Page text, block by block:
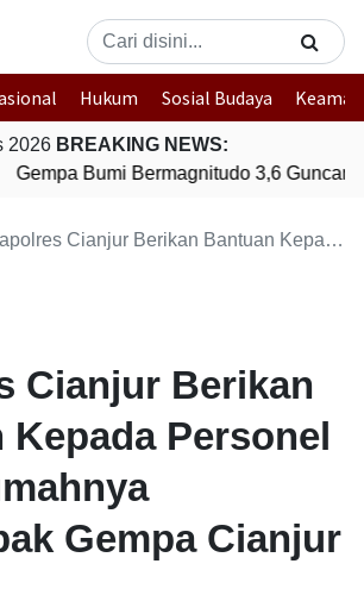
Hukum Sosial Budaya
2026 BREAKING NEWS:
Gempa Bumi Bermagnitudo 3,6
Cianjur Berikan Bantuan Kepada Personel yang Rumahnya Terdampak Gempa Cianjur
Cianjur Berikan
Kepada Personel
Gempa Cianjur